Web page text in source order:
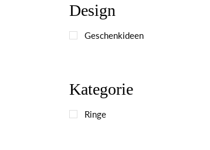
Design
Geschenkideen
Kategorie
Ringe